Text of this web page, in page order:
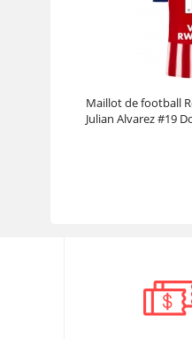
Maillot de football
Julian Alvarez #19